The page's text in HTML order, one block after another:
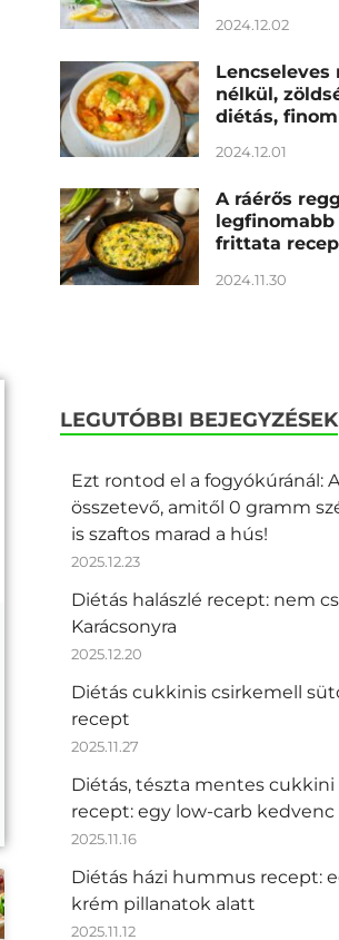
2024.12.02
Lencseleves
nélkül,
diétás,
2024.12.01
A ráérős
legfinomabb
frittata
2024.11.30
LEGUTÓBBI BEJEGYZÉSEK
Ezt rontod el a fogyókúránál:
összetevő, amitől 0 gramm
is szaftos marad a hús!
2025.12.23
Diétás halászlé recept: nem
Karácsonyra
2025.12.20
Diétás cukkinis csirkemell
recept
2025.11.27
Diétás, tészta mentes cukkini
recept: egy low-carb kedvenc
2025.11.16
Diétás házi hummus recept:
krém pillanatok alatt
2025.11.12